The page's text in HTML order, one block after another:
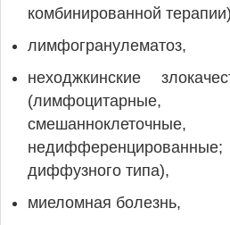
комбинированной
лимфогранулематоз,
неходжкинские
(лимфоцитарные,
смешанноклеточные,
диффузного типа),
миеломная болезнь,